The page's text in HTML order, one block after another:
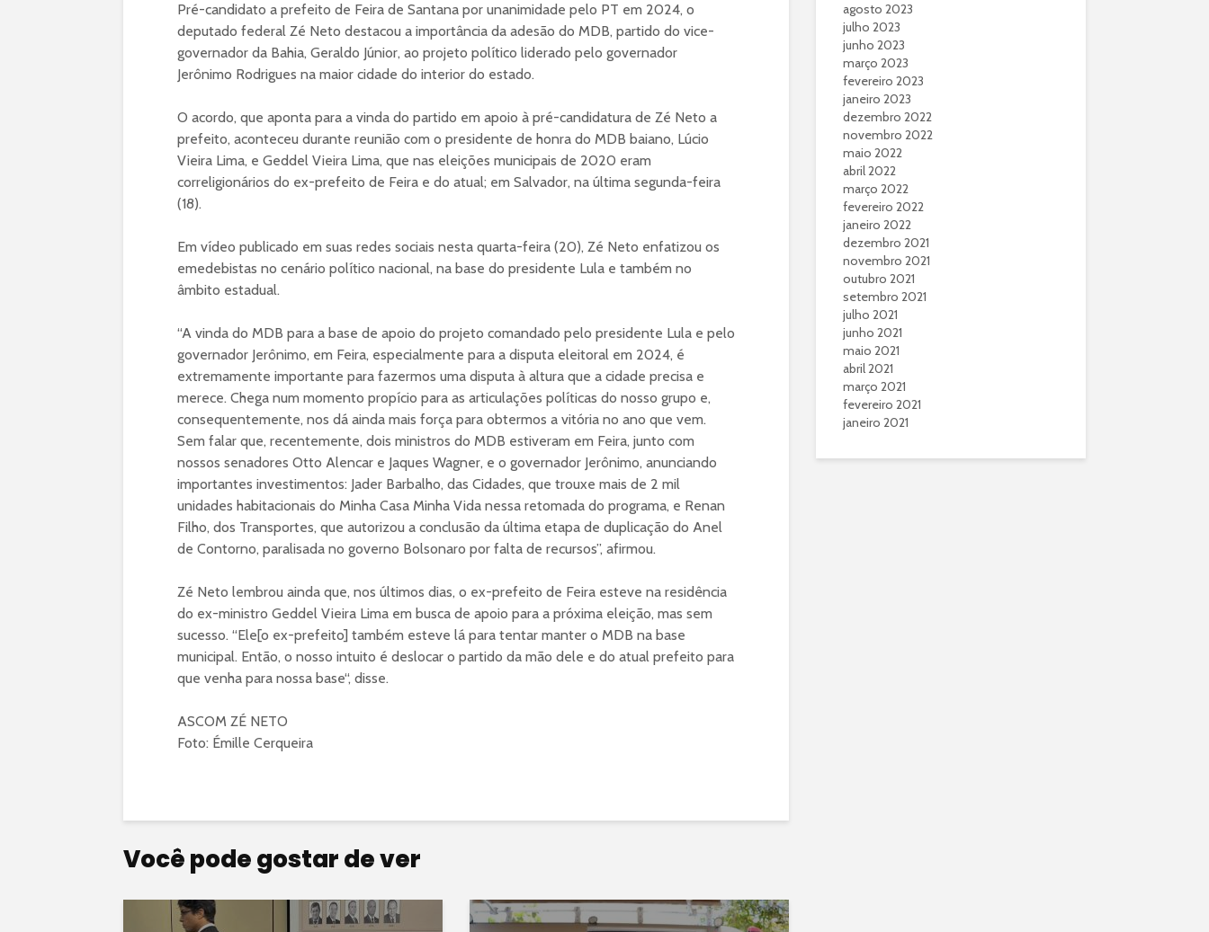
Pré-candidato a prefeito de Feira de Santana por unanimidade pelo PT em 2024, o
deputado federal Zé Neto destacou a importância da adesão do MDB, partido do vice-
governador da Bahia, Geraldo Júnior, ao projeto político liderado pelo governador
Jerônimo Rodrigues na maior cidade do interior do estado.
O acordo, que aponta para a vinda do partido em apoio à pré-candidatura de Zé Neto a
prefeito, aconteceu durante reunião com o presidente de honra do MDB baiano, Lúcio
Vieira Lima, e Geddel Vieira Lima, que nas eleições municipais de 2020 eram
correligionários do ex-prefeito de Feira e do atual; em Salvador, na última segunda-feira
(18).
Em vídeo publicado em suas redes sociais nesta quarta-feira (20), Zé Neto enfatizou os
emedebistas no cenário político nacional, na base do presidente Lula e também no
âmbito estadual.
“A vinda do MDB para a base de apoio do projeto comandado pelo presidente Lula e pelo
governador Jerônimo, em Feira, especialmente para a disputa eleitoral em 2024, é
extremamente importante para fazermos uma disputa à altura que a cidade precisa e
merece. Chega num momento propício para as articulações políticas do nosso grupo e,
consequentemente, nos dá ainda mais força para obtermos a vitória no ano que vem.
Sem falar que, recentemente, dois ministros do MDB estiveram em Feira, junto com
nossos senadores Otto Alencar e Jaques Wagner, e o governador Jerônimo, anunciando
importantes investimentos: Jader Barbalho, das Cidades, que trouxe mais de 2 mil
unidades habitacionais do Minha Casa Minha Vida nessa retomada do programa, e Renan
Filho, dos Transportes, que autorizou a conclusão da última etapa de duplicação do Anel
de Contorno, paralisada no governo Bolsonaro por falta de recursos”, afirmou.
Zé Neto lembrou ainda que, nos últimos dias, o ex-prefeito de Feira esteve na residência
do ex-ministro Geddel Vieira Lima em busca de apoio para a próxima eleição, mas sem
sucesso. “Ele[o ex-prefeito] também esteve lá para tentar manter o MDB na base
municipal. Então, o nosso intuito é deslocar o partido da mão dele e do atual prefeito para
que venha para nossa base“, disse.
ASCOM ZÉ NETO
Foto: Émille Cerqueira
Você pode gostar de ver
agosto 2023
julho 2023
junho 2023
março 2023
fevereiro 2023
janeiro 2023
dezembro 2022
novembro 2022
maio 2022
abril 2022
março 2022
fevereiro 2022
janeiro 2022
dezembro 2021
novembro 2021
outubro 2021
setembro 2021
julho 2021
junho 2021
maio 2021
abril 2021
março 2021
fevereiro 2021
janeiro 2021